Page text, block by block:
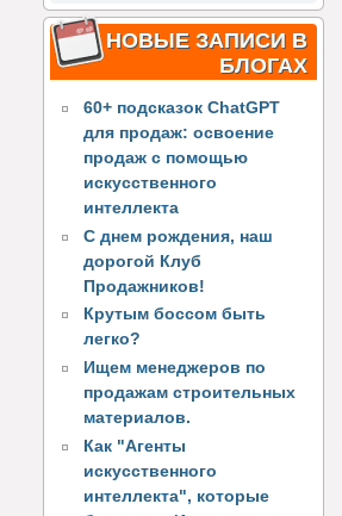
НОВЫЕ ЗАПИСИ В
БЛОГАХ
60+ подсказок ChatGPT
для продаж: освоение
продаж с помощью
искусственного
интеллекта
С днем рождения, наш
дорогой Клуб
Продажников!
Крутым боссом быть
легко?
Ищем менеджеров по
продажам строительных
материалов.
Как "Агенты
искусственного
интеллекта", которые